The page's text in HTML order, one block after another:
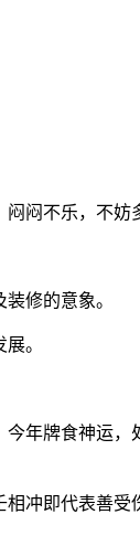
闷不乐，不妨
修的意象。
。
年牌食神运
冲即代表善受